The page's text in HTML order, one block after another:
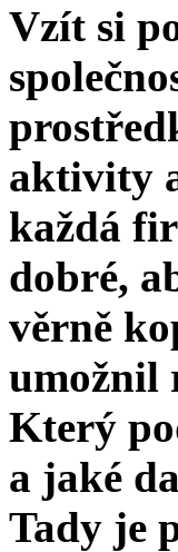
Vzít si
aktivity
každá
dobré,
věrně
umožnil
Který
a jaké
Tady je